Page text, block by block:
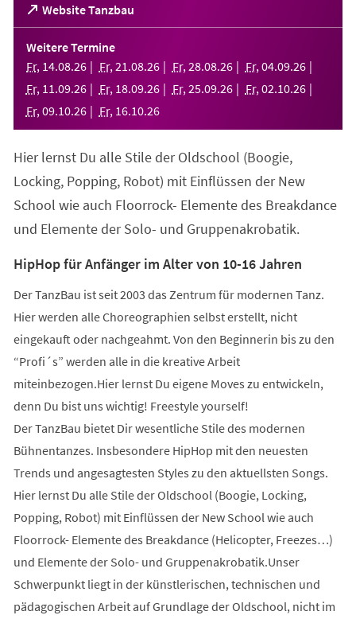
Website Tanzbau
(Öffnet
in
einem
neuen
Tab)
Weitere Termine
Fr, 14.08.26 Fr, 21 .08.26 Fr, 28.08.26 Fr, 04.09.26
Fr, 11 .09.26 Fr, 18.09.26 Fr, 25.09.26 Fr, 02.10.26
Fr, 09.10.26 Fr, 16.10.26
Hier lernst Du alle Stile der Oldschool (Boogie,
Locking, Popping, Robot) mit Einflüssen der New
School wie auch Floorrock- Elemente des Breakdance
und Elemente der Solo- und Gruppenakrobatik.
HipHop für Anfänger im Alter von 10-16 Jahren
Der TanzBau ist seit 2003 das Zentrum für modernen Tanz.
Hier werden alle Choreographien selbst erstellt, nicht
eingekauft oder nachgeahmt. Von den Beginnerin bis zu den
“Profi´s” werden alle in die kreative Arbeit
miteinbezogen.Hier lernst Du eigene Moves zu entwickeln,
denn Du bist uns wichtig! Freestyle yourself!
Der TanzBau bietet Dir wesentliche Stile des modernen
Bühnentanzes. Insbesondere HipHop mit den neuesten
Trends und angesagtesten Styles zu den aktuellsten Songs.
Hier lernst Du alle Stile der Oldschool (Boogie, Locking,
Popping, Robot) mit Einflüssen der New School wie auch
Floorrock- Elemente des Breakdance (Helicopter, Freezes…)
und Elemente der Solo- und Gruppenakrobatik.Unser
Schwerpunkt liegt in der künstlerischen, technischen und
pädagogischen Arbeit auf Grundlage der Oldschool, nicht im